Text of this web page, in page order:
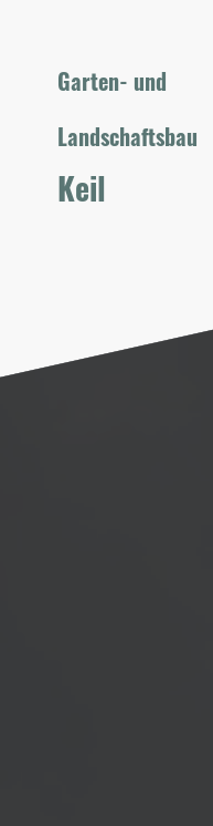
Garten- und
Landschaftsbau
Keil